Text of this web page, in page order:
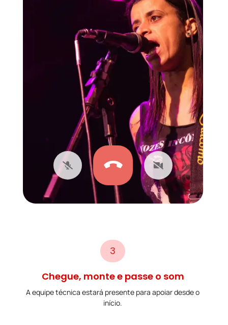
3
Chegue, monte e passe o som
A equipe técnica estará presente para apoiar desde o
início.